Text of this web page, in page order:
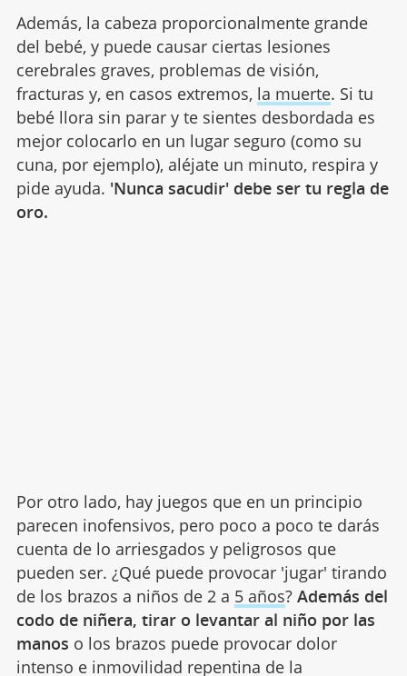
Además, la cabeza proporcionalmente grande
del bebé, y puede causar ciertas lesiones
cerebrales graves, problemas de visión,
fracturas y, en casos extremos, la muerte. Si tu
bebé llora sin parar y te sientes desbordada es
mejor colocarlo en un lugar seguro (como su
cuna, por ejemplo), aléjate un minuto, respira y
pide ayuda. 'Nunca sacudir' debe ser tu regla de
oro.
Por otro lado, hay juegos que en un principio
parecen inofensivos, pero poco a poco te darás
cuenta de lo arriesgados y peligrosos que
pueden ser. ¿Qué puede provocar 'jugar' tirando
de los brazos a niños de 2 a 5 años? Además del
codo de niñera, tirar o levantar al niño por las
manos o los brazos puede provocar dolor
intenso e inmovilidad repentina de la